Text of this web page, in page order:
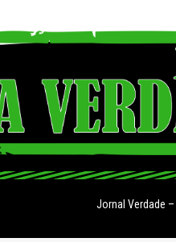
Jornal Verdade –